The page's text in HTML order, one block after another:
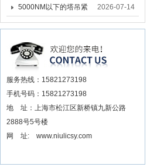
准可调力矩扳手品牌
吊装专用
5000NM以下的塔吊紧
固大扭力电动扳手 塔机
安装电动扳手厂家
2026-07-14
服务热线：15821273198
手机号码：15821273198
地 址：上海市松江区新桥镇九新公路
2888号5号楼
网 址: www.niulicsy.com